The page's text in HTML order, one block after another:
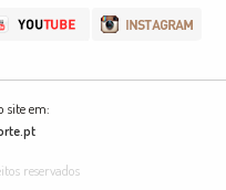
site em:
reservados